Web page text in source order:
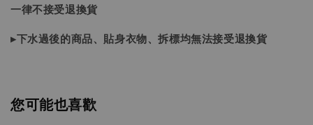
一律不接受退換貨
▸下水過後的商品、貼身衣物、拆標均無法接受退換貨
您可能也喜歡